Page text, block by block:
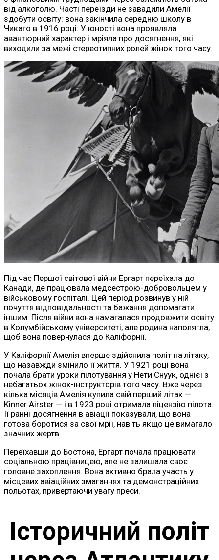
від алкоголю. Часті переїзди не завадили Амелії
здобути освіту: вона закінчила середню школу в
Чикаго в 1916 році. У юності вона проявляла
авантюрний характер і мріяла про досягнення, які
виходили за межі стереотипних ролей жінок того часу.
Під час Першої світової війни Ергарт переїхала до
Канади, де працювала медсестрою-добровольцем у
військовому госпіталі. Цей період розвинув у ній
почуття відповідальності та бажання допомагати
іншим. Після війни вона намагалася продовжити освіту
в Колумбійському університеті, але родина наполягла,
щоб вона повернулася до Каліфорнії.
У Каліфорнії Амелія вперше здійснила політ на літаку,
що назавжди змінило її життя. У 1921 році вона
почала брати уроки пілотування у Нети Снуук, однієї з
небагатьох жінок-інструкторів того часу. Вже через
кілька місяців Амелія купила свій перший літак —
Kinner Airster — і в 1923 році отримала ліцензію пілота.
Її ранні досягнення в авіації показували, що вона
готова боротися за свої мрії, навіть якщо це вимагало
значних жертв.
Переїхавши до Бостона, Ергарт почала працювати
соціальною працівницею, але не залишала своє
головне захоплення. Вона активно брала участь у
місцевих авіаційних змаганнях та демонстраційних
польотах, привертаючи увагу преси.
Історичний політ